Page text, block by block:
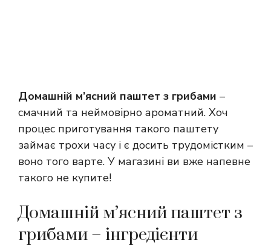
Домашній м’ясний паштет з грибами –
смачний та неймовірно ароматний. Хоч
процес приготування такого паштету
займає трохи часу і є досить трудомістким –
воно того варте. У магазині ви вже напевне
такого не купите!
Домашній м’ясний паштет з
грибами – інгредієнти